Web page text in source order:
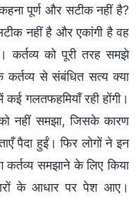
पूर्ण और सटीक नहीं है?
नहीं है और एकांगी है वह
कर्तव्य को पूरी तरह समझे
कर्तव्य से संबंधित सत्य क्या
गलतफहमियाँ रही होंगी।
नहीं समझा, जिसके कारण
पैदा हुईं। फिर लोगों ने इन
समझाने के लिए किया
के आधार पर पेश आए।